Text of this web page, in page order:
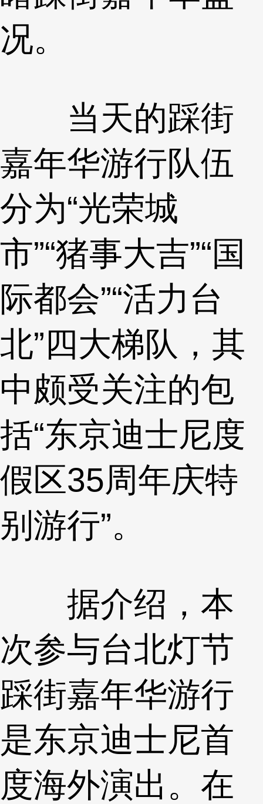
况。
当天的踩街
嘉年华游行队伍
分为“光荣城
市”“猪事大吉”“国
际都会”“活力台
北”四大梯队，其
中颇受关注的包
括“东京迪士尼度
假区35周年庆特
别游行”。
据介绍，本
次参与台北灯节
踩街嘉年华游行
是东京迪士尼首
度海外演出。在